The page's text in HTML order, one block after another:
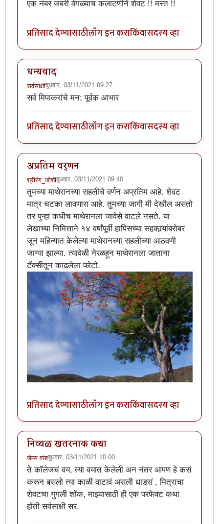
एक नंबर जबरी वेगळ्याच कलाटणीने शेवट !! मस्त !!
प्रतिसाद देण्यासाठीलॉग इन कराकिंवासदस्य व्हा
धन्यवाद
सर्वसाक्षीबुधवार, 03/11/2021 09:27
सर्व मिपाकरांचे मन: पूर्वक आभार
प्रतिसाद देण्यासाठीलॉग इन कराकिंवासदस्य व्हा
अप्रतिम वर्णन
श्रीरंग_जोशीबुधवार, 03/11/2021 09:40
तुमच्या माथेरानच्या सहलीचे वर्णन अप्रतिम आहे. शेवट
मात्र चटका लावणारा आहे. तुमच्या जागी मी देखील असतो
तर पुन्हा कधीच माथेरानला जावेसे वाटले नसते. या
लेखाच्या निमित्ताने १४ वर्षांपूर्वी हापिसच्या सहकार्‍यांबरोबर
जून महिन्यात केलेल्या माथेरानच्या सहलीच्या आठवणी
जाग्या झाल्या. त्यावेळी नेरळहून माथेरानला जाताना
टॅक्सीतून काढलेला फोटो.
प्रतिसाद देण्यासाठीलॉग इन कराकिंवासदस्य व्हा
निव्वळ खतरनाक कथा
जेम्स वांडबुधवार, 03/11/2021 10:00
ते कॉलेजचं वय, त्या वयात केलेली अन नंतर आपण हे कसं
करून बसलो त्या काळी वाटावं असली धाडसं , मित्राचा
शेवटचा गुगली शॉक, माझ्यासाठी ही एक परफेक्ट कथा
होती सर्वसाक्षी सर.